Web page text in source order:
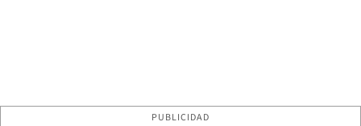
PUBLICIDAD